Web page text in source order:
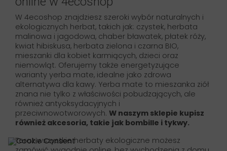
W 4ecoshop znajdziesz szeroki wybór naturalnych i
ekologicznych herbat, takich jak: czystek, herbata
malinowa i jagodowa, chaber bławatek, płatek róży,
kwiat hibiskusa, herbata zielona i czarna BIO,
mieszanki dla kobiet karmiących, dzieci oraz
niemowląt. Oferujemy także energetyzujące
warianty yerba mate, idealne jako zdrowa
alternatywa dla kawy. Yerba mate to mieszanka ziół
znana nie tylko z właściwości pobudzających, ale
również antyoksydacyjnych i
przeciwnowotworowych. W naszym sklepie kupisz
również akcesoria, takie jak bombille i tykwy.
Teraz wszystkie herbaty ekologiczne możesz